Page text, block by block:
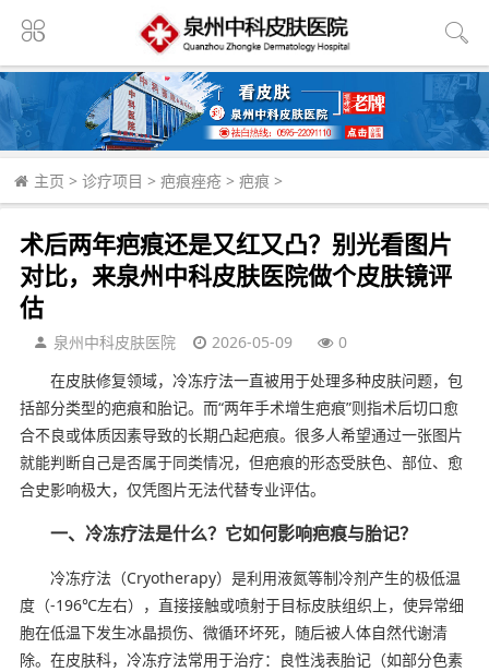
主页 > 诊疗项目 > 疤痕痤疮 > 疤痕 >
术后两年疤痕还是又红又凸？别光看图片
对比，来泉州中科皮肤医院做个皮肤镜评
估
泉州中科皮肤医院 2026-05-09
0
在皮肤修复领域，冷冻疗法一直被用于处理多种皮肤问题，包
括部分类型的疤痕和胎记。而“两年手术增生疤痕”则指术后切口愈
合不良或体质因素导致的长期凸起疤痕。很多人希望通过一张图片
就能判断自己是否属于同类情况，但疤痕的形态受肤色、部位、愈
合史影响极大，仅凭图片无法代替专业评估。
一、冷冻疗法是什么？它如何影响疤痕与胎记？
冷冻疗法（Cryotherapy）是利用液氮等制冷剂产生的极低温
度（-196℃左右），直接接触或喷射于目标皮肤组织上，使异常细
胞在低温下发生冰晶损伤、微循环坏死，随后被人体自然代谢清
除。在皮肤科，冷冻疗法常用于治疗：良性浅表胎记（如部分色素